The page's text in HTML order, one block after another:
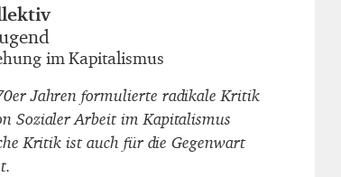
im Kapitalismus
Jahren formulierte radikale Kritik
Sozialer Arbeit im Kapitalismus
Kritik ist auch für die Gegenwart